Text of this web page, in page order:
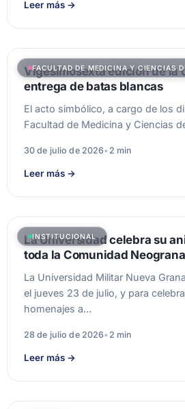
Leer más →
FACULTAD DE MEDICINA Y CIENCIAS
Vigesimosexta edición de la
entrega de batas blancas
El acto simbólico, a cargo de los
Facultad de Medicina y Ciencias
30 de julio de 2026• 2 min
Leer más →
INSTITUCIONAL
La Universidad celebra su
toda la Comunidad
La Universidad Militar Nueva
el jueves 23 de julio, y para
homenajes a…
28 de julio de 2026• 2 min
Leer más →